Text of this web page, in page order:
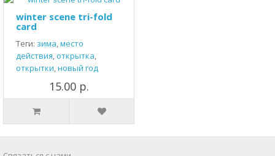
winter scene tri-fold
card
Теги: зима,место
действия,открытка,
открытки,новый год
15.00 р.